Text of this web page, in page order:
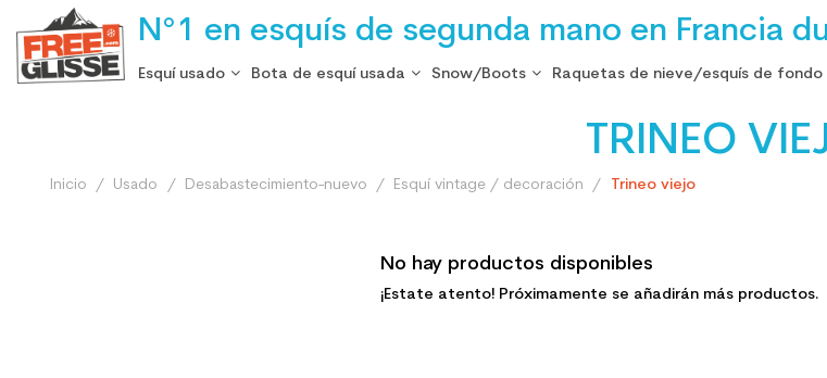
N°1 en esquís de segunda mano en Francia
Esquí usado Bota de esquí usada Snow/Boots Raquetas de nieve/esquís de fondo
TRINEO
Inicio Usado Desabastecimiento-nuevo Esquí vintage / decoración Trineo viejo
No hay productos disponibles
¡Estate atento! Próximamente se añadirán más productos.